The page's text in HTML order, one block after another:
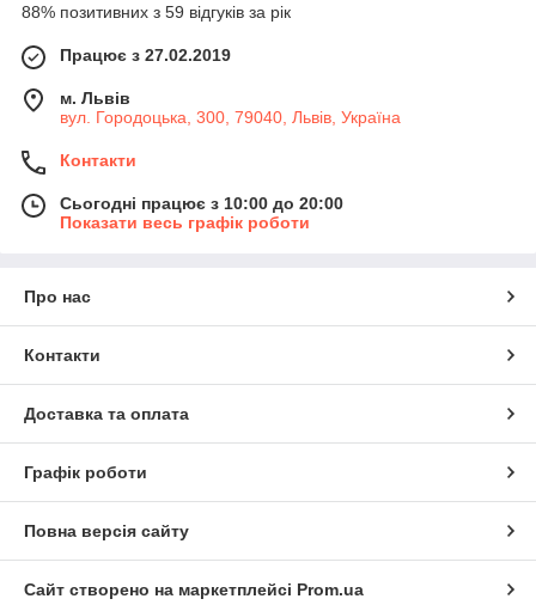
88% позитивних з 59 відгуків за рік
Працює з 27.02.2019
м. Львів
вул. Городоцька, 300, 79040, Львів, Україна
Контакти
Сьогодні працює з 10:00 до 20:00
Показати весь графік роботи
Про нас
Контакти
Доставка та оплата
Графік роботи
Повна версія сайту
Сайт створено на маркетплейсі Prom.ua